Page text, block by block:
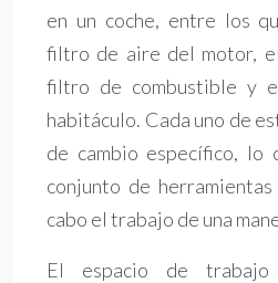
en un coche, entre los
filtro de aire del motor,
filtro de combustible y
habitáculo. Cada uno de
de cambio específico, lo
conjunto de
cabo el trabajo de una
El espacio de